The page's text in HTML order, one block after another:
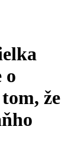
o
že